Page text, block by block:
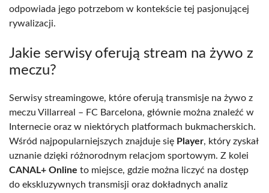
odpowiada jego potrzebom w kontekście tej pasjonującej
rywalizacji.
Jakie serwisy oferują stream na żywo z
meczu?
Serwisy streamingowe, które oferują transmisje na żywo z
meczu Villarreal – FC Barcelona, głównie można znaleźć w
Internecie oraz w niektórych platformach bukmacherskich.
Wśród najpopularniejszych znajduje się Player, który zyskał
uznanie dzięki różnorodnym relacjom sportowym. Z kolei
CANAL+ Online to miejsce, gdzie można liczyć na dostęp
do ekskluzywnych transmisji oraz dokładnych analiz